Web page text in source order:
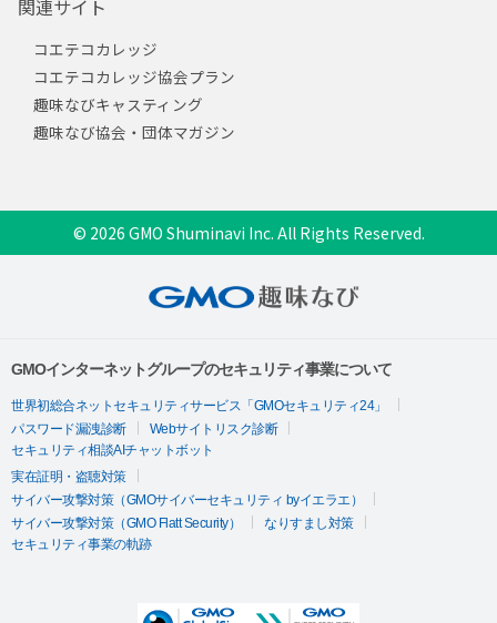
関連サイト
コエテコカレッジ
コエテコカレッジ協会プラン
趣味なびキャスティング
趣味なび協会・団体マガジン
© 2026 GMO Shuminavi Inc. All Rights Reserved.